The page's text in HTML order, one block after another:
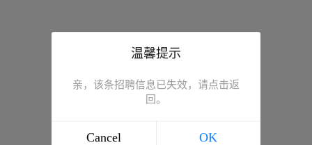
温馨提示
亲，该条招聘信息已失效，请点击返
回。
Cancel OK